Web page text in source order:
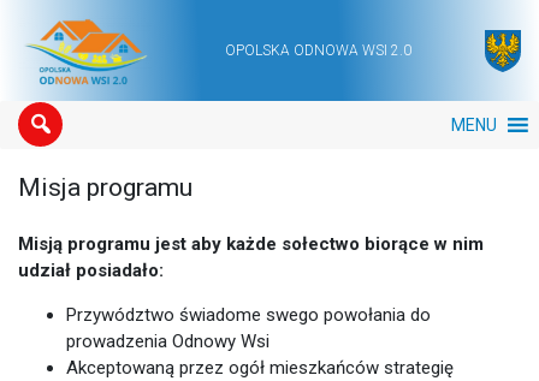
Main NavigationOPOLSKA ODNOWA WSI 2.0
MENU
Misja programu
Misją programu jest aby każde sołectwo biorące w nim
udział posiadało:
Przywództwo świadome swego powołania do
prowadzenia Odnowy Wsi
Akceptowaną przez ogół mieszkańców strategię